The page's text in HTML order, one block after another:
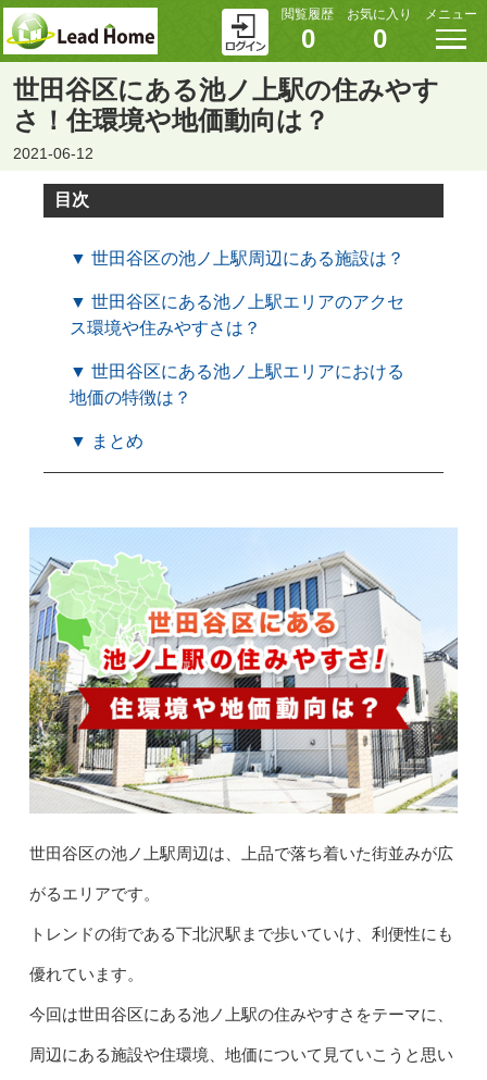
閲覧履歴
0
お気に入り
0
メニュー
世田谷区にある池ノ上駅の住みやす
さ！住環境や地価動向は？
2021-06-12
目次
▼ 世田谷区の池ノ上駅周辺にある施設は？
▼ 世田谷区にある池ノ上駅エリアのアクセ
ス環境や住みやすさは？
▼ 世田谷区にある池ノ上駅エリアにおける
地価の特徴は？
▼ まとめ
世田谷区の池ノ上駅周辺は、上品で落ち着いた街並みが広
がるエリアです。
トレンドの街である下北沢駅まで歩いていけ、利便性にも
優れています。
今回は世田谷区にある池ノ上駅の住みやすさをテーマに、
周辺にある施設や住環境、地価について見ていこうと思い